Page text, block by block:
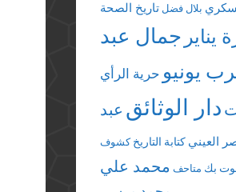
بلال فضل تاريخ الصحة
يناير جمال عبد
يونيو حرية الرأي
دار الوثائق عبد
العيني كتابة التاريخ كشوف
بك متاحف محمد علي